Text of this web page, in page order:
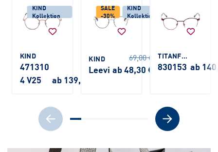
KIND
Kollektion
KIND
471310
4 V25
ab 139,00 €
SALE
-30%
KIND
Kollektion
KIND
Leevi
69,00 €
ab 48,30 €
TITANFLEX KIDS
830153 ab